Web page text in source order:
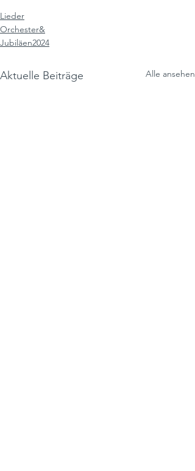
Lieder
Orchester&
Jubiläen2024
Aktuelle Beiträge Alle ansehen